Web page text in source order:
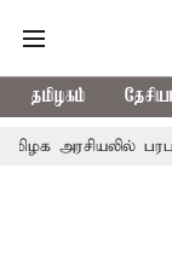
தமிழகம்
பரபரப்பு;